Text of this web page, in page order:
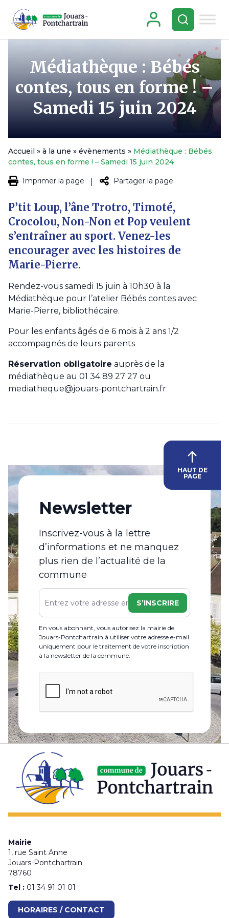
Médiathèque : Bébés
contes, tous en forme ! –
Samedi 15 juin 2024
Accueil » à la une » évènements » Médiathèque : Bébés
contes, tous en forme ! – Samedi 15 juin 2024
Imprimer la page Partager la page
P’tit Loup, l’âne Trotro, Timoté,
Crocolou, Non-Non et Pop veulent
s’entraîner au sport. Venez-les
encourager avec les histoires de
Marie-Pierre.
Rendez-vous samedi 15 juin à 10h30 à la
Médiathèque pour l’atelier Bébés contes avec
Marie-Pierre, bibliothécaire.
Pour les enfants âgés de 6 mois à 2 ans 1/2
accompagnés de leurs parents
Réservation obligatoire auprès de la
médiathèque au 01 34 89 27 27 ou
mediatheque@jouars-pontchartrain.fr
HAUT DE
PAGE
Newsletter
Inscrivez-vous à la lettre
d’informations et ne manquez
plus rien de l’actualité de la
commune
S’INSCRIRE
En vous abonnant, vous autorisez la mairie de
Jouars-Pontchartrain à utiliser votre adresse e-mail
uniquement pour le traitement de votre inscription
à la newsletter de la commune.
Mairie
1, rue Saint Anne
Jouars-Pontchartrain
78760
Tel : 01 34 91 01 01
HORAIRES / CONTACT